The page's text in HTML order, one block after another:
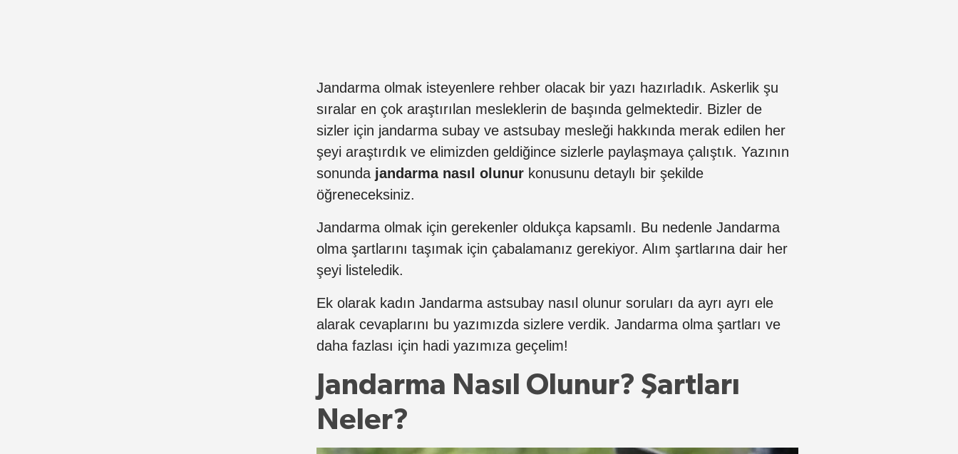
Jandarma olmak isteyenlere rehber olacak bir yazı hazırladık. Askerlik şu
sıralar en çok araştırılan mesleklerin de başında gelmektedir. Bizler de
sizler için jandarma subay ve astsubay mesleği hakkında merak edilen her
şeyi araştırdık ve elimizden geldiğince sizlerle paylaşmaya çalıştık. Yazının
sonunda jandarma nasıl olunur konusunu detaylı bir şekilde
öğreneceksiniz.
Jandarma olmak için gerekenler oldukça kapsamlı. Bu nedenle Jandarma
olma şartlarını taşımak için çabalamanız gerekiyor. Alım şartlarına dair her
şeyi listeledik.
Ek olarak kadın Jandarma astsubay nasıl olunur soruları da ayrı ayrı ele
alarak cevaplarını bu yazımızda sizlere verdik. Jandarma olma şartları ve
daha fazlası için hadi yazımıza geçelim!
Jandarma Nasıl Olunur? Şartları
Neler?